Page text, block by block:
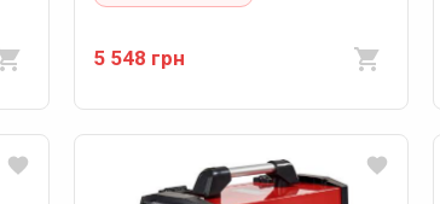
5 548 грн